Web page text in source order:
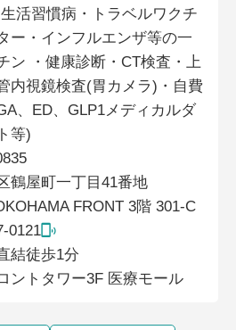
活習慣病・トラベルワクチ
ー・インフルエンザ等の一
ン ・健康診断・CT検査・上
内視鏡検査(胃カメラ)・自費
、ED、GLP1メディカルダ
等)
鶴屋町一丁目41番地
FRONT 3階 301-C
0121
結徒歩1分
ントタワー3F 医療モール